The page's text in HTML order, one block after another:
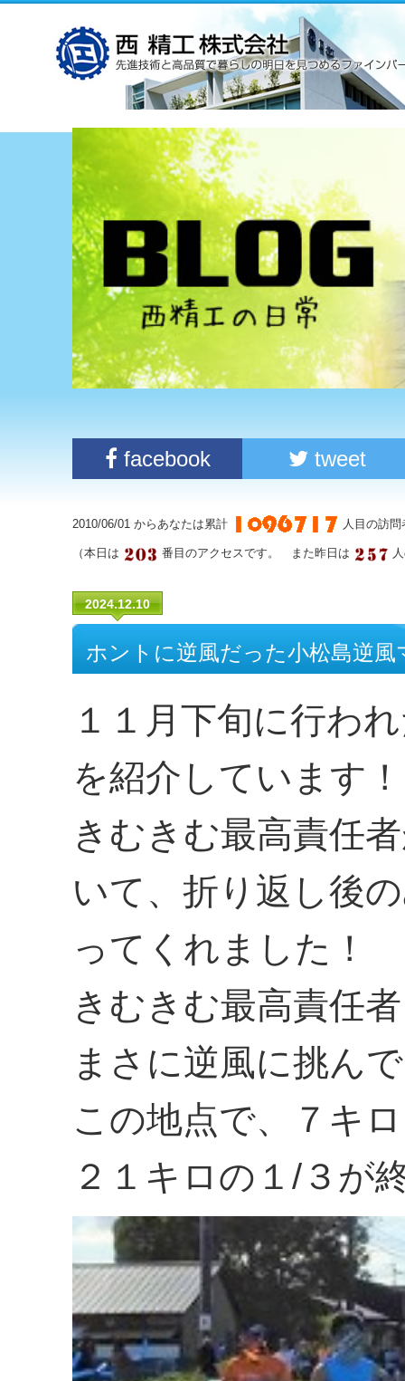
facebook tweet
2010/06/01 からあなたは累計 人目の訪
（本日は 番目のアクセスです。 また昨日は
2024.12.10
ホントに逆風だった小松島逆
１１月下旬に行わ
を紹介しています！
きむきむ最高責任
いて、折り返し後
ってくれました！
きむきむ最高責任
まさに逆風に挑ん
この地点で、７キ
２１キロの１/３が